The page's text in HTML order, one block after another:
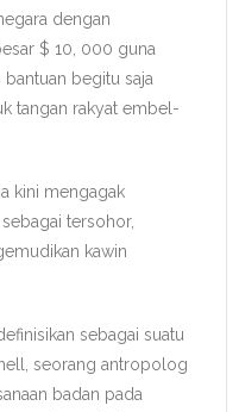
dengan
$ 10, 000 guna
begitu saja
tangan rakyat embel-
kini mengagak
tersohor,
kawin
sebagai suatu
seorang antropolog
badan pada